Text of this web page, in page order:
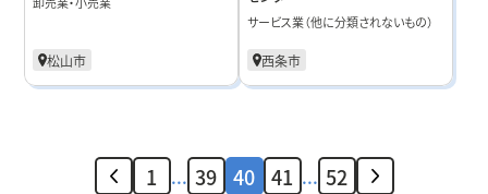
松山市
サービス業（他に分類されないもの）
西条市
1 ... 39 40 41 ... 52